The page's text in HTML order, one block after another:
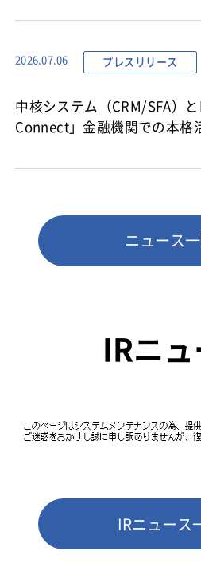
2026.07.06 プレスリリース
中核システム（CRM/SFA）
Connect」金融機関での本格
ニュース
IRニュ
IRニュース